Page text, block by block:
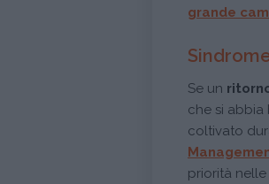
grande
Se un
che si abbia
coltivato
priorità